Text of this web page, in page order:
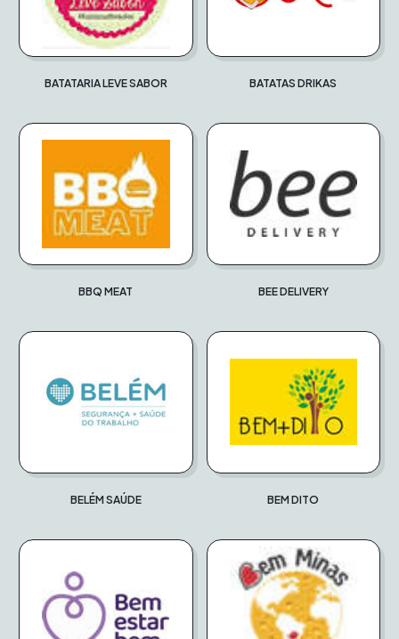
BATATARIA LEVE SABOR BATATAS DRIKAS
BBQ MEAT BEE DELIVERY
BELÉM SAÚDE BEM DITO